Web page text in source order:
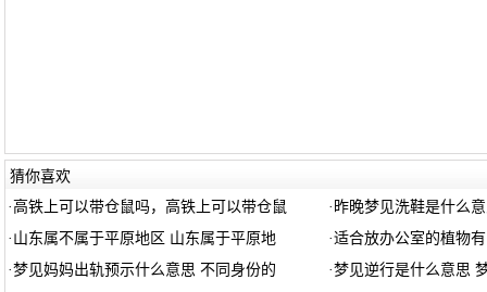
猜你喜欢
· 高铁上可以带仓鼠吗，高铁上可以带仓鼠 · 昨晚梦见洗鞋是什么
· 山东属不属于平原地区 山东属于平原地 ·适合放办公室的植物
·梦见妈妈出轨预示什么意思 不同身份的 ·梦见逆行是什么意思